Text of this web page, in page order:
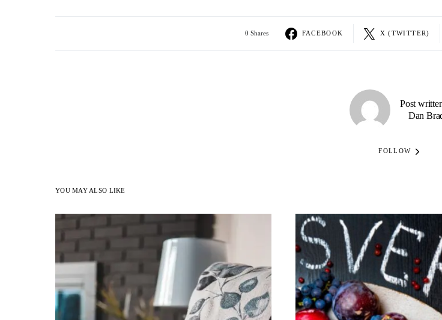
0 Shares FACEBOOK X (TWITTER)
Post
Dan
FOLLOW
YOU MAY ALSO LIKE